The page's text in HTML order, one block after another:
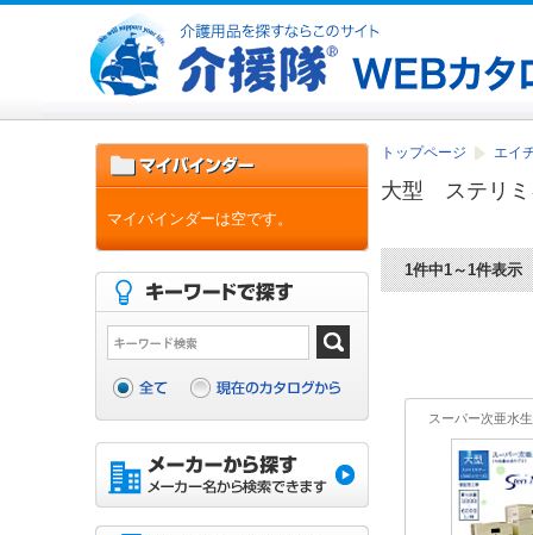
トップページ エイ
大型 ステリミ
1件中1～1件表示
スーパー次亜水
マイバインダーは空です。